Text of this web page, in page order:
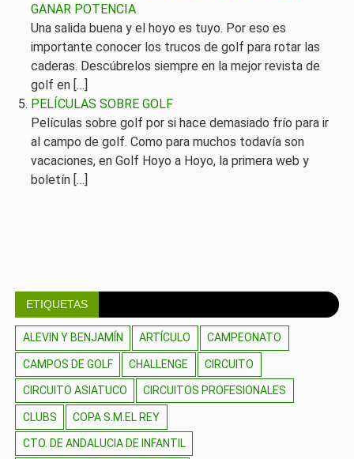
GANAR POTENCIA
Una salida buena y el hoyo es tuyo. Por eso es
importante conocer los trucos de golf para rotar las
caderas. Descúbrelos siempre en la mejor revista de
golf en […]
PELÍCULAS SOBRE GOLF
Películas sobre golf por si hace demasiado frío para ir
al campo de golf. Como para muchos todavía son
vacaciones, en Golf Hoyo a Hoyo, la primera web y
boletín […]
ETIQUETAS
ALEVIN Y BENJAMÍN ARTÍCULO CAMPEONATO
CAMPOS DE GOLF CHALLENGE CIRCUITO
CIRCUITO ASIATUCO CIRCUITOS PROFESIONALES
CLUBS COPA S.M.EL REY
CTO. DE ANDALUCIA DE INFANTIL